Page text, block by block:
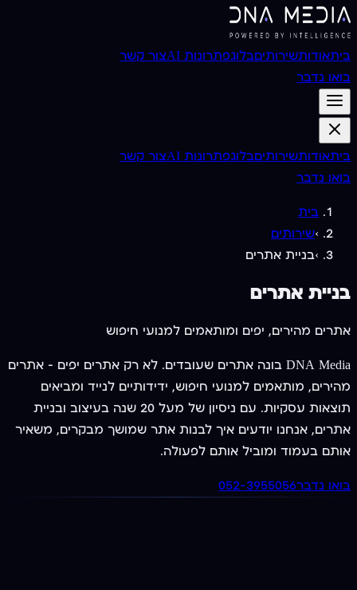
ביתאודותשירותיםבלוגפתרונות AI
צור קשר
בואו נדבר
ביתאודותשירותיםבלוגפתרונות AI
צור קשר
בואו נדבר
בית
›שירותים
›בניית אתרים
בניית אתרים
אתרים מהירים, יפים ומותאמים למנועי חיפוש
DNA Media בונה אתרים שעובדים. לא רק אתרים יפים — אתרים
מהירים, מותאמים למנועי חיפוש, ידידותיים לנייד ומביאים
תוצאות עסקיות. עם ניסיון של מעל 20 שנה בעיצוב ובניית
אתרים, אנחנו יודעים איך לבנות אתר שמושך מבקרים, משאיר
אותם בעמוד ומוביל אותם לפעולה.
בואו נדבר052-3955056